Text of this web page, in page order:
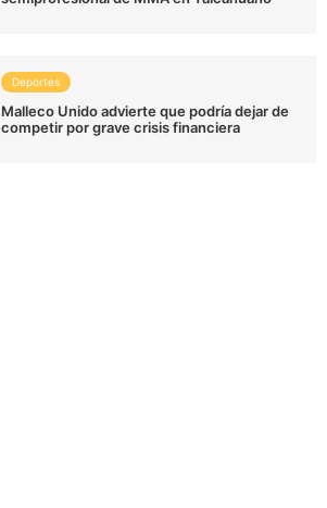
Deportes
Malleco Unido advierte que podría dejar de
competir por grave crisis financiera